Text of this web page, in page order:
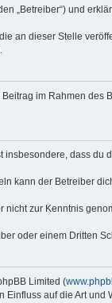
„Betreiber“) und
an dieser Stelle
im Rahmen des
dass du
kann der Betreiber
zur Kenntnis
oder einem Dritten
Limited (
auf die Art und